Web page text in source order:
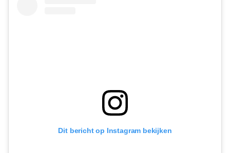
Dit bericht op Instagram bekijken